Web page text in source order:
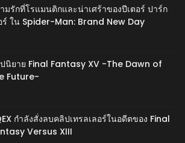
มรักที่โรแมนติกและน่าเศร้าของปีเตอร์ ปาร์ก
ร์ ใน Spider-Man: Brand New Day
นิยาย Final Fantasy XV -The Dawn of
Future-
กำลังสั่งลบคลิปเทรลเลอร์ในอดีตของ Final
Versus XIII